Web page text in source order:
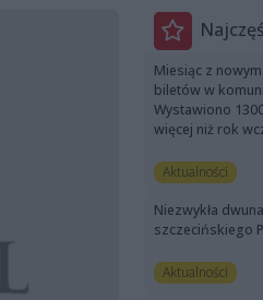
Miesiąc z
biletów w
Wystawiono
więcej niż rok
Aktualności
Niezwykła
szczecińskiego
Aktualności